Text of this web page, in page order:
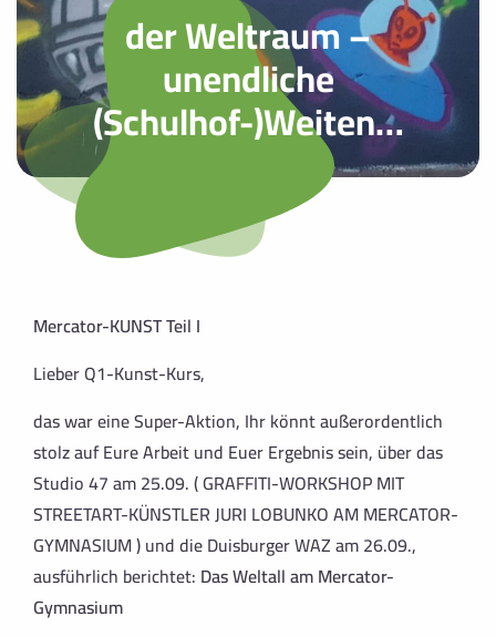
der Weltraum –
unendliche
(Schulhof-)Weiten…
Mercator-KUNST Teil I
Lieber Q1-Kunst-Kurs,
das war eine Super-Aktion, Ihr könnt außerordentlich
stolz auf Eure Arbeit und Euer Ergebnis sein, über das
Studio 47 am 25.09. (GRAFFITI-WORKSHOP MIT
STREETART-KÜNSTLER JURI LOBUNKO AM MERCATOR-
GYMNASIUM) und die Duisburger WAZ am 26.09.,
ausführlich berichtet: Das Weltall am Mercator-
Gymnasium